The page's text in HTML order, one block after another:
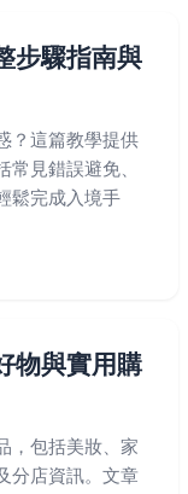
步驟指南與
？這篇教學提供
見錯誤避免、
鬆完成入境手
物與實用購
，包括美妝、家
分店資訊。文章